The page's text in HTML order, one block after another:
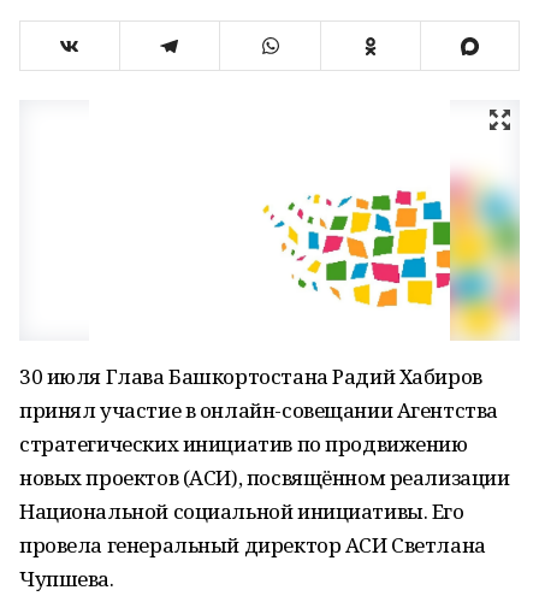
30 июля Глава Башкортостана Радий Хабиров
принял участие в онлайн-совещании Агентства
стратегических инициатив по продвижению
новых проектов (АСИ), посвящённом реализации
Национальной социальной инициативы. Его
провела генеральный директор АСИ Светлана
Чупшева.